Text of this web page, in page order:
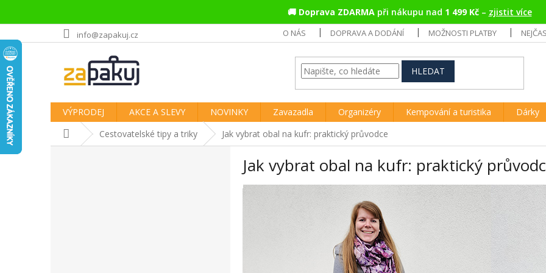
🚚 Doprava ZDARMApři nákupu nad 1 499 Kč– zjistit více
na
obsah
info@zapakuj.cz O NÁS DOPRAVA A DODÁNÍ MOŽNOSTI PLATBY
HLEDAT
VÝPRODEJ AKCE A SLEVY NOVINKY Zavazadla Organizéry Kempování a turistika Dárky
Domů Cestovatelské tipy a triky Jak vybrat obal na kufr: praktický průvodce
Jak vybrat obal na kufr: praktický